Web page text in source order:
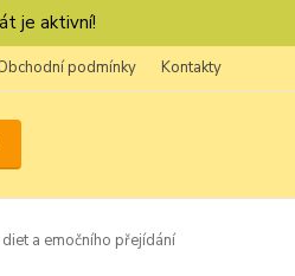
je aktivní!
podmínky Kontakty
diet a emočního přejídání